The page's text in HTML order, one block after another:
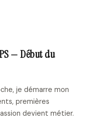
— Début du
je démarre mon
premières
devient métier.